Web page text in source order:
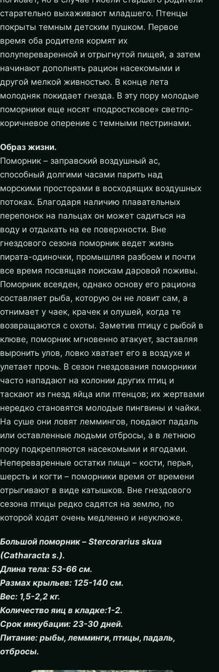
старательно выхаживают младшего. Птенцы
покрыты темным детским пушком. Первое
время оба родителя кормят их
полупереваренной и отрыгнутой пищей, а затем
начинают дополнять рацион насекомыми и
другой мелкой живностью. В конце лета
молодняк покидает гнезда. В эту пору молодые
поморники еще носят «подростковое» светло-
коричневое оперение с темными пестринами.
Образ жизни.
Поморник – заправский воздушный ас,
способный долгими часами парить над
морскими просторами в восходящих воздушных
потоках. Благодаря наличию плавательных
перепонок на пальцах он может садиться на
воду и отдыхать на ее поверхности. Вне
гнездового сезона поморник ведет жизнь
пирата-одиночки, промышляя разбоем и почти
все время посвящая поискам даровой поживы.
Поморник всеяден, однако основу его рациона
составляет рыба, которую он не ловит сам, а
отнимает у чаек, крачек и олушей, когда те
возвращаются с охоты. Заметив птицу с рыбой в
клюве, поморник мгновенно атакует, заставляя
выронить улов, ловко хватает его в воздухе и
улетает прочь. В сезон гнездования поморники
часто нападают на колонии других птиц и
таскают из гнезд яйца или птенцов; их жертвами
нередко становятся молодые пингвины и чайки.
На суше они ловят леммингов, поедают падаль
или оставленные людьми отбросы, а в летнюю
пору подкрепляются насекомыми и ягодами.
Непереваренные остатки пищи – кости, перья,
шерсть и когти – поморники время от времени
отрыгивают в виде катышков. Вне гнездового
сезона птицы редко садятся на землю, по
которой ходят очень медленно и неуклюже.
Большой поморник – Stercorarius skua
(Catharacta s.).
Длина тела: 53-66 см.
Размах крыльев: 125-140 см.
Вес: 1,5-2,2 кг.
Количество яиц в кладке:1-2.
Срок инкубации: 23-30 дней.
Питание: рыбы, лемминги, птицы, падаль,
отбросы.